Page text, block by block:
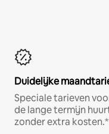
Duidelijke
Speciale tarieven
de lange termijn
zonder extra kosten.*